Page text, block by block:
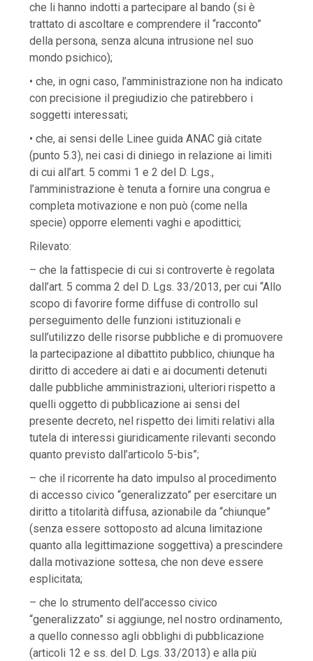
che li hanno indotti a partecipare al bando (si è
trattato di ascoltare e comprendere il “racconto”
della persona, senza alcuna intrusione nel suo
mondo psichico);
• che, in ogni caso, l’amministrazione non ha indicato
con precisione il pregiudizio che patirebbero i
soggetti interessati;
• che, ai sensi delle Linee guida ANAC già citate
(punto 5.3), nei casi di diniego in relazione ai limiti
di cui all’art. 5 commi 1 e 2 del D. Lgs.,
l’amministrazione è tenuta a fornire una congrua e
completa motivazione e non può (come nella
specie) opporre elementi vaghi e apodittici;
Rilevato:
– che la fattispecie di cui si controverte è regolata
dall’art. 5 comma 2 del D. Lgs. 33/2013, per cui “Allo
scopo di favorire forme diffuse di controllo sul
perseguimento delle funzioni istituzionali e
sull’utilizzo delle risorse pubbliche e di promuovere
la partecipazione al dibattito pubblico, chiunque ha
diritto di accedere ai dati e ai documenti detenuti
dalle pubbliche amministrazioni, ulteriori rispetto a
quelli oggetto di pubblicazione ai sensi del
presente decreto, nel rispetto dei limiti relativi alla
tutela di interessi giuridicamente rilevanti secondo
quanto previsto dall’articolo 5-bis”;
– che il ricorrente ha dato impulso al procedimento
di accesso civico “generalizzato” per esercitare un
diritto a titolarità diffusa, azionabile da “chiunque”
(senza essere sottoposto ad alcuna limitazione
quanto alla legittimazione soggettiva) a prescindere
dalla motivazione sottesa, che non deve essere
esplicitata;
– che lo strumento dell’accesso civico
“generalizzato” si aggiunge, nel nostro ordinamento,
a quello connesso agli obblighi di pubblicazione
(articoli 12 e ss. del D. Lgs. 33/2013) e alla più